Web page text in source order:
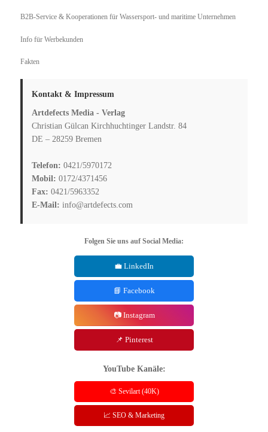
B2B-Service & Kooperationen für Wassersport- und maritime Unternehmen
Info für Werbekunden
Fakten
Kontakt & Impressum
Artdefects Media - Verlag
Christian Gülcan Kirchhuchtinger Landstr. 84
DE – 28259 Bremen
Telefon: 0421/5970172
Mobil: 0172/4371456
Fax: 0421/5963352
E-Mail: info@artdefects.com
Folgen Sie uns auf Social Media:
💼 LinkedIn
📘 Facebook
📷 Instagram
📌 Pinterest
YouTube Kanäle:
🎨 Sevilart (40K)
📈 SEO & Marketing